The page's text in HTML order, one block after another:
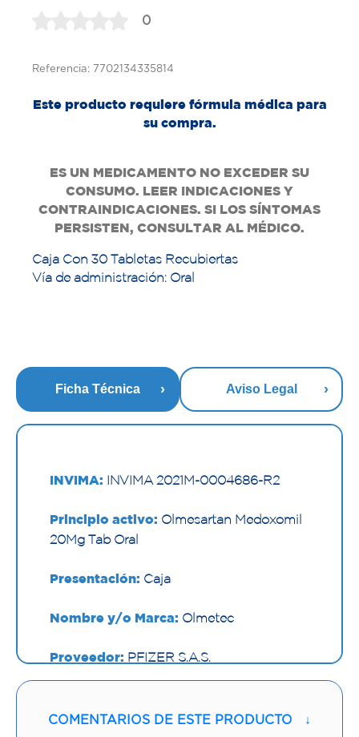
0
Referencia: 7702134335814
Este producto requiere fórmula médica para
su compra.
ES UN MEDICAMENTO NO EXCEDER SU
CONSUMO. LEER INDICACIONES Y
CONTRAINDICACIONES. SI LOS SÍNTOMAS
PERSISTEN, CONSULTAR AL MÉDICO.
Caja Con 30 Tabletas Recubiertas
Vía de administración: Oral
Ficha Técnica Aviso Legal
INVIMA: INVIMA 2021M-0004686-R2
Principio activo: Olmesartan Medoxomil
20Mg Tab Oral
Presentación: Caja
Nombre y/o Marca: Olmetec
Proveedor: PFIZER S.A.S.
COMENTARIOS DE ESTE PRODUCTO ↓